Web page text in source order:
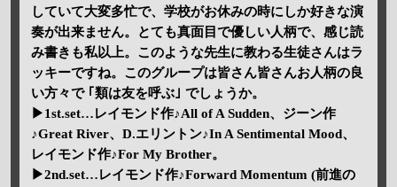
していて大変多忙で、学校がお休みの時にしか好きな演
奏が出来ません。とても真面目で優しい人柄で、感じ読
み書きも私以上。このような先生に教わる生徒さんはラ
ッキーですね。このグループは皆さん皆さんお人柄の良
い方々で ｢類は友を呼ぶ｣ でしょうか。
▶1st.set…レイモンド作♪All of A Sudden、ジーン作
♪Great River、D.エリントン♪In A Sentimental Mood、
レイモンド作♪For My Brother。
▶2nd.set…レイモンド作♪Forward Momentum (前進の